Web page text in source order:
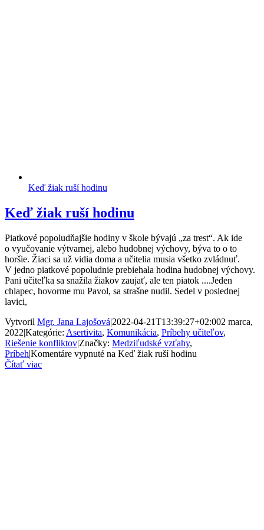
Keď žiak ruší hodinu
Keď žiak ruší hodinu
Piatkové popoludňajšie hodiny v škole bývajú „za trest“. Ak ide
o vyučovanie výtvarnej, alebo hudobnej výchovy, býva to o to
horšie. Žiaci sa už vidia doma a učitelia musia všetko zvládnuť.
V jedno piatkové popoludnie prebiehala hodina hudobnej výchovy.
Pani učiteľka sa snažila žiakov zaujať, ale ten piatok ....Jeden
chlapec, hovorme mu Pavol, sa strašne nudil. Sedel v poslednej
lavici,
Vytvoril Mgr. Jana Lajošová|2022-04-21T13:39:27+02:002 marca,
2022|Kategórie: Asertivita, Komunikácia, Príbehy učiteľov,
Riešenie konfliktov|Značky: Medziľudské vzťahy,
Príbeh|Komentáre vypnuté na Keď žiak ruší hodinu
Čítať viac